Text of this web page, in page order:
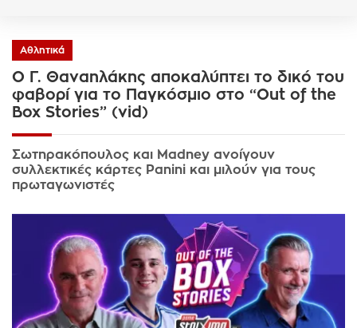
Αθλητικά
O Γ. Θαναηλάκης αποκαλύπτει το δικό του
φαβορί για το Παγκόσμιο στο “Out of the
Box Stories” (vid)
Σωτηρακόπουλος και Madney ανοίγουν
συλλεκτικές κάρτες Panini και μιλούν για τους
πρωταγωνιστές